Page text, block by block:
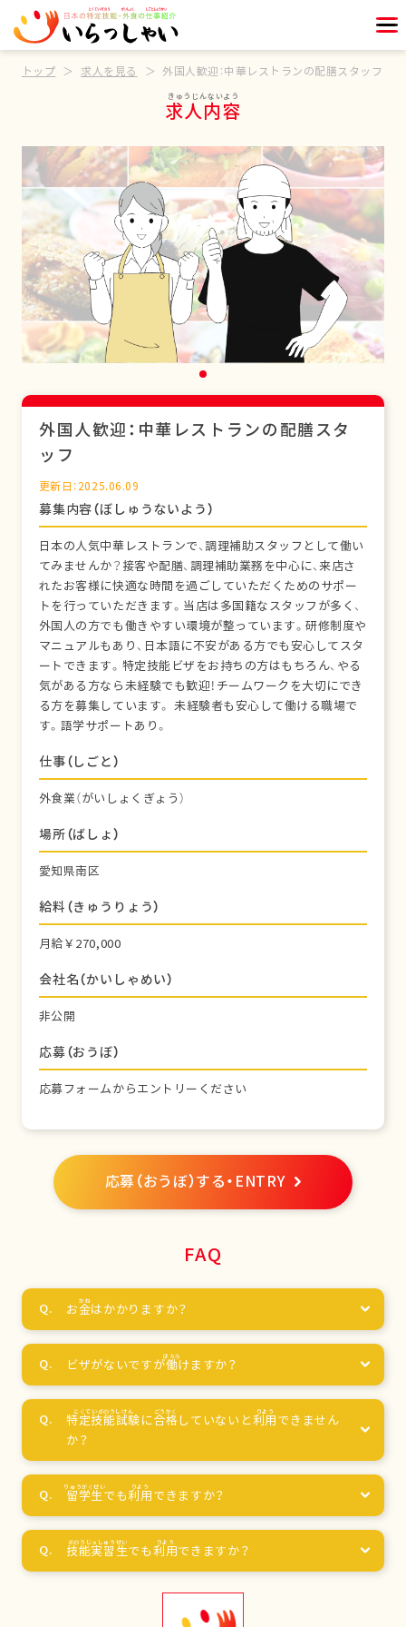
トップ 求人を見る 外国人歓迎：中華レストランの配膳スタッフ
求人内容
外国人歓迎：中華レストランの配膳スタ
ッフ
更新日：2025.06.09
募集内容（ぼしゅうないよう）
日本の人気中華レストランで、調理補助スタッフとして働い
てみませんか？接客や配膳、調理補助業務を中心に、来店さ
れたお客様に快適な時間を過ごしていただくためのサポー
トを行っていただきます。当店は多国籍なスタッフが多く、
外国人の方でも働きやすい環境が整っています。研修制度や
マニュアルもあり、日本語に不安がある方でも安心してスタ
ートできます。特定技能ビザをお持ちの方はもちろん、やる
気がある方なら未経験でも歓迎！チームワークを大切にでき
る方を募集しています。 未経験者も安心して働ける職場で
す。語学サポートあり。
仕事（しごと）
外食業（がいしょくぎょう）
場所（ばしょ）
愛知県南区
給料（きゅうりょう）
月給￥270,000
会社名（かいしゃめい）
非公開
応募（おうぼ）
応募フォームからエントリーください
応募（おうぼ）する・ENTRY
FAQ
お金はかかりますか？
ビザがないですが働けますか？
特定技能試験に合格 していないと利用 できません
か？
留学生でも利用 できますか？
技能実習生でも利用できますか？